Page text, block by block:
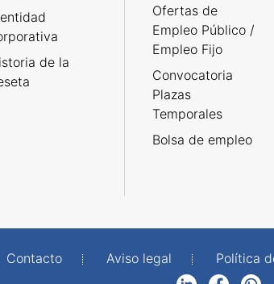
de la
Ofertas de
Empleo Público /
Empleo Fijo
Convocatoria
Plazas
Temporales
Bolsa de empleo
Contacto Aviso legal Política